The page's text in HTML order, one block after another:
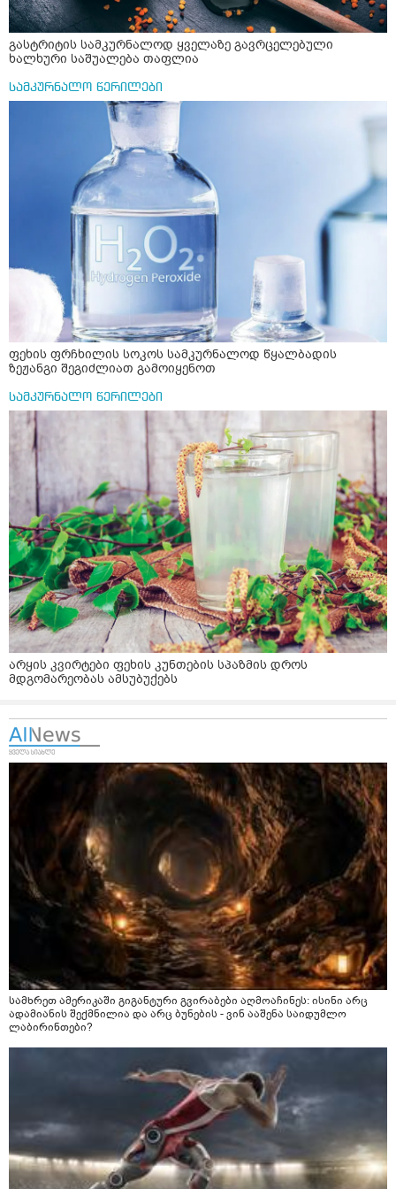
გასტრიტის სამკურნალოდ ყველაზე გავრცელებული
ხალხური საშუალება თაფლია
სამკურნალო წერილები
ფეხის ფრჩხილის სოკოს სამკურნალოდ წყალბადის
ზეჟანგი შეგიძლიათ გამოიყენოთ
სამკურნალო წერილები
არყის კვირტები ფეხის კუნთების სპაზმის დროს
მდგომარეობას ამსუბუქებს
სამხრეთ ამერიკაში გიგანტური გვირაბები აღმოაჩინეს: ისინი არც
ადამიანის შექმნილია და არც ბუნების - ვინ ააშენა საიდუმლო
ლაბირინთები?